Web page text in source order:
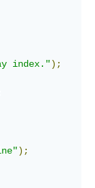
index.");
);